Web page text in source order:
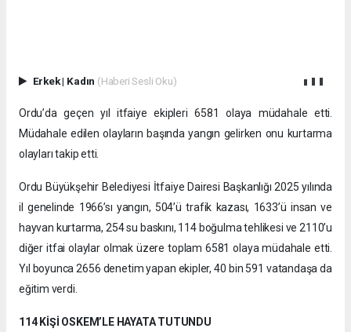
Erkek| Kadın (Haberi Sesli Oku)
Ordu’da geçen yıl itfaiye ekipleri 6581 olaya müdahale etti.
Müdahale edilen olayların başında yangın gelirken onu kurtarma
olayları takip etti.
Ordu Büyükşehir Belediyesi İtfaiye Dairesi Başkanlığı 2025 yılında
il genelinde 1966’sı yangın, 504’ü trafik kazası, 1633’ü insan ve
hayvan kurtarma, 254 su baskını, 114 boğulma tehlikesi ve 2110’u
diğer itfai olaylar olmak üzere toplam 6581 olaya müdahale etti.
Yıl boyunca 2656 denetim yapan ekipler, 40 bin 591 vatandaşa da
eğitim verdi.
114 KİŞİ OSKEM’LE HAYATA TUTUNDU